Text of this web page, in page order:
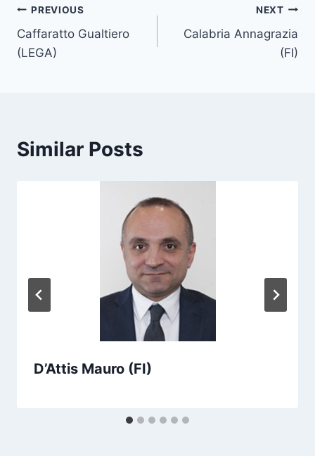
T
a
g
Post
navigation
PREVIOUS
Caffaratto Gualtiero
(LEGA)
NEXT
Calabria Annagrazia
(FI)
Similar Posts
D’Attis Mauro (FI)